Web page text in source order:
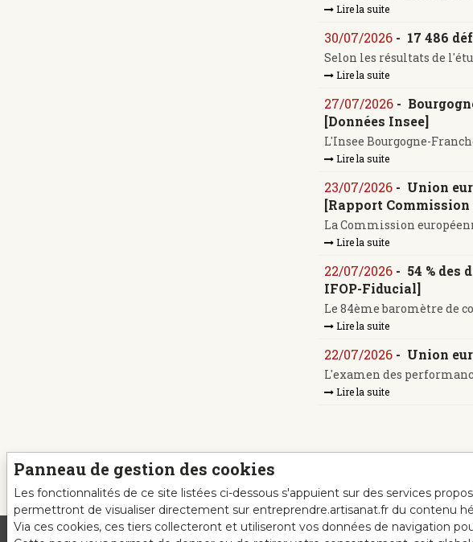
Lire la suite
30/07/2026- 17 486
Selon les résultats de
Lire la suite
27/07/2026-
[Données Insee]
L'Insee Bourgogne-
Lire la suite
23/07/2026- Union
[Rapport Commission
La Commission
Lire la suite
22/07/2026- 54 % des
IFOP-Fiducial]
Le 84ème baromètre de
Lire la suite
22/07/2026- Union
L'examen des
Lire la suite
Panneau de gestion des cookies
Les fonctionnalités de ce site listées ci-dessous s'appuient sur des services
permettront de visualiser directement sur entreprendre.artisanat.fr du contenu
Via ces cookies, ces tiers collecteront et utiliseront vos données de navigation